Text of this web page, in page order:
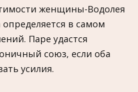
женщины-Водолея
в самом
Паре удастся
союз, если оба
усилия.